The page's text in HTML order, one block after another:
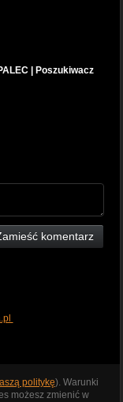
| Poszukiwacz
komentarz
politykę). Warunki
możesz zmienić w